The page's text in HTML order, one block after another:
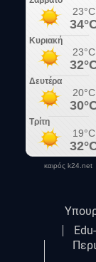
καιρός k24.net